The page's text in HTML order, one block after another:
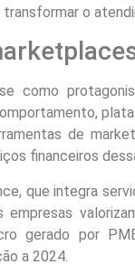
o
como
de
financeiros
que integra
empresas
gerado por
a 2024.